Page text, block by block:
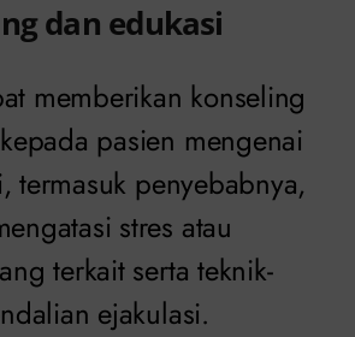
dan edukasi
memberikan konseling
pasien mengenai
termasuk penyebabnya,
stres atau
terkait serta teknik-
ejakulasi.